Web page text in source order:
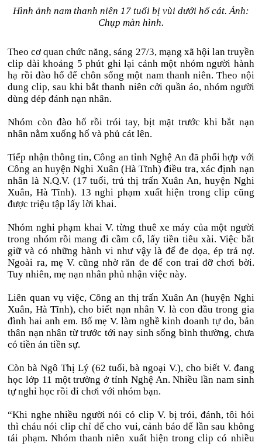
Hình ảnh nam thanh niên 17 tuổi bị vùi dưới hố cát. Ảnh:
Chụp màn hình.
Theo cơ quan chức năng, sáng 27/3, mạng xã hội lan truyền
clip dài khoảng 5 phút ghi lại cảnh một nhóm người hành
hạ rồi đào hố để chôn sống một nam thanh niên. Theo nội
dung clip, sau khi bắt thanh niên cởi quần áo, nhóm người
dùng dép đánh nạn nhân.
Nhóm còn đào hố rồi trói tay, bịt mặt trước khi bắt nạn
nhân nằm xuống hố và phủ cát lên.
Tiếp nhận thông tin, Công an tỉnh Nghệ An đã phối hợp với
Công an huyện Nghi Xuân (Hà Tĩnh) điều tra, xác định nạn
nhân là N.Q.V. (17 tuổi, trú thị trấn Xuân An, huyện Nghi
Xuân, Hà Tĩnh). 13 nghi phạm xuất hiện trong clip cũng
được triệu tập lấy lời khai.
Nhóm nghi phạm khai V. từng thuê xe máy của một người
trong nhóm rồi mang đi cầm cố, lấy tiền tiêu xài. Việc bắt
giữ và có những hành vi như vậy là để đe dọa, ép trả nợ.
Ngoài ra, mẹ V. cũng nhờ răn đe để con trai đỡ chơi bời.
Tuy nhiên, mẹ nạn nhân phủ nhận việc này.
Liên quan vụ việc, Công an thị trấn Xuân An (huyện Nghi
Xuân, Hà Tĩnh), cho biết nạn nhân V. là con đầu trong gia
đình hai anh em. Bố mẹ V. làm nghề kinh doanh tự do, bản
thân nạn nhân từ trước tới nay sinh sống bình thường, chưa
có tiền án tiền sự.
Còn bà Ngô Thị Lý (62 tuổi, bà ngoại V.), cho biết V. đang
học lớp 11 một trường ở tỉnh Nghệ An. Nhiều lần nam sinh
tự nghỉ học rồi đi chơi với nhóm bạn.
“Khi nghe nhiều người nói có clip V. bị trói, đánh, tôi hỏi
thì cháu nói clip chỉ để cho vui, cảnh báo để lần sau không
tái phạm. Nhóm thanh niên xuất hiện trong clip có nhiều